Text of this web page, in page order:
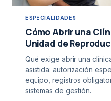
ESPECIALIDADES
Cómo Abrir una
Unidad de
Qué exige abrir una
asistida: autorización
equipo, registros
sistemas de gestión.